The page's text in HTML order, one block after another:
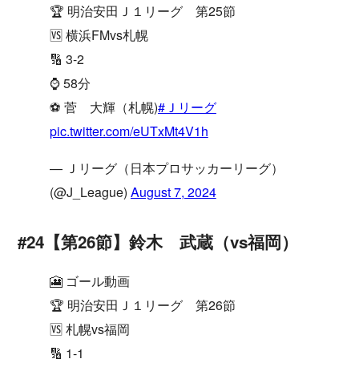
🏆 明治安田Ｊ１リーグ 第25節
🆚 横浜FMvs札幌
🔢 3-2
⌚️ 58分
⚽️ 菅 大輝（札幌)#Ｊリーグ
pic.twitter.com/eUTxMt4V1h
— Ｊリーグ（日本プロサッカーリーグ）
(@J_League) August 7, 2024
#24【第26節】鈴木 武蔵（vs福岡）
🎦 ゴール動画
🏆 明治安田Ｊ１リーグ 第26節
🆚 札幌vs福岡
🔢 1-1